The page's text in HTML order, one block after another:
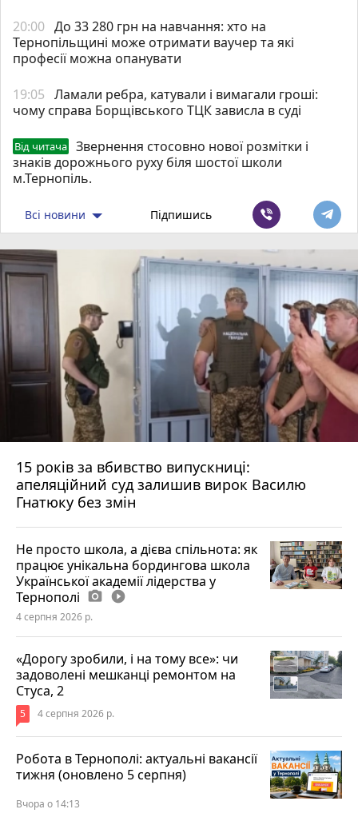
20:00 До 33 280 грн на навчання: хто на
Тернопільщині може отримати ваучер та які
професії можна опанувати
19:05 Ламали ребра, катували і вимагали гроші:
чому справа Борщівського ТЦК зависла в суді
Від читача
Звернення стосовно нової розмітки і
знаків дорожнього руху біля шостої школи
м.Тернопіль.
Всі новини Підпишись
15 років за вбивство випускниці:
апеляційний суд залишив вирок Василю
Гнатюку без змін
Не просто школа, а дієва спільнота: як
працює унікальна бордингова школа
Української академії лідерства у
Тернополі photo_camera play_circle_filled
4 серпня 2026 р.
«Дорогу зробили, і на тому все»: чи
задоволені мешканці ремонтом на
Стуса, 2
5 4 серпня 2026 р.
Робота в Тернополі: актуальні вакансії
тижня (оновлено 5 серпня)
Вчора о 14:13